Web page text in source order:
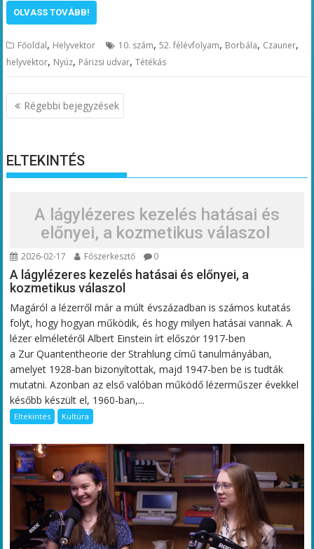
OLVASS TOVÁBB!
Főoldal, Helyvektor 10. szám,52. félévfolyam, Borbála, Czauner,
helyvektor, Nyúz, Párizsi udvar,Tétékás
Bejegyzés
navigáció
Régebbi bejegyzések
ELTEKINTÉS
A lágylézeres kezelés hatásai és
előnyei, a kozmetikus válaszol
2026-02-17 Főszerkesztő 0
A lágylézeres kezelés hatásai és előnyei, a
kozmetikus válaszol
Magáról a lézerről már a múlt évszázadban is számos kutatás
folyt, hogy hogyan működik, és hogy milyen hatásai vannak. A
lézer elméletéről Albert Einstein írt először 1917-ben
a Zur Quantentheorie der Strahlung című tanulmányában,
amelyet 1928-ban bizonyítottak, majd 1947-ben be is tudták
mutatni. Azonban az első valóban működő lézerműszer évekkel
később készült el, 1960-ban,...
Eltekintés Kultúra